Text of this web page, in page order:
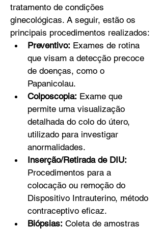
tratamento de condições
ginecológicas. A seguir, estão os
principais procedimentos realizados:
Preventivo: Exames de rotina
que visam a detecção precoce
de doenças, como o
Papanicolau.
Colposcopia: Exame que
permite uma visualização
detalhada do colo do útero,
utilizado para investigar
anormalidades.
Inserção/Retirada de DIU:
Procedimentos para a
colocação ou remoção do
Dispositivo Intrauterino, método
contraceptivo eficaz.
Biópsias: Coleta de amostras